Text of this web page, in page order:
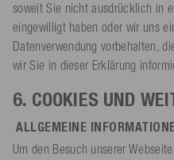
soweit Sie nicht ausdrücklich in
eingewilligt haben oder wir uns
Datenverwendung vorbehalten,
wir Sie in dieser Erklärung
6. COOKIES UND
ALLGEMEINE
Um den Besuch unserer